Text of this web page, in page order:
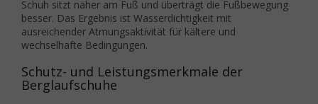
Schuh sitzt näher am Fuß und überträgt die Fußbewegung
besser. Das Ergebnis ist Wasserdichtigkeit mit
ausreichender Atmungsaktivität für kältere und
wechselhafte Bedingungen.
Schutz- und Leistungsmerkmale der
Berglaufschuhe